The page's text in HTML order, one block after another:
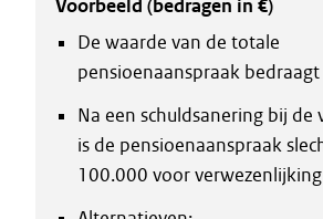
Voorbeeld (bedragen in €)
De waarde van de totale
pensioenaanspraak
Na een schuldsanering bij de
is de pensioenaanspraak
100.000 voor